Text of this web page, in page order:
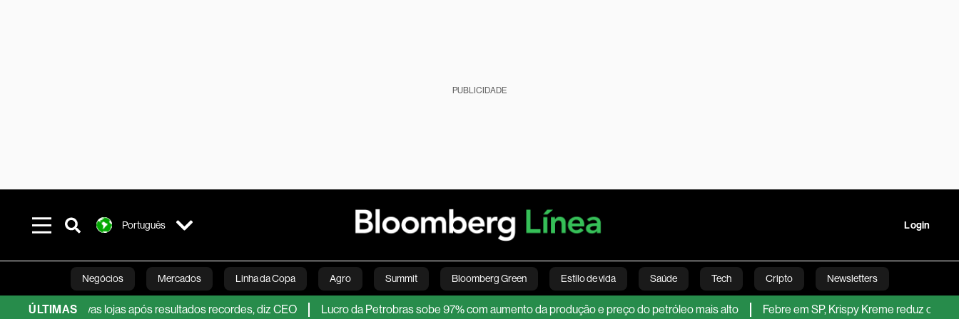
PUBLICIDADE
Português Login
Negócios Mercados Linha da Copa Agro Summit Bloomberg Green Estilo de vida Saúde Tech Cripto Newsletters
Línea Studios Podcasts Inovação Finanças pessoais Viagens Internacional Brasil Startups Linha Executiva Opinião Vídeos
ÚLTIMAS
com novas lojas após resultados recordes, diz CEO Lucro da Petrobras sobe 97% com aumento da produção e preço do petróleo mais alto Febre em SP, Krispy Kreme reduz capex em